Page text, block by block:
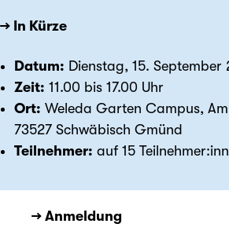
→ In Kürze
Datum: Dienstag, 15. September
Zeit: 11.00 bis 17.00 Uhr
Ort: Weleda Garten Campus,
73527 Schwäbisch Gmünd
Teilnehmer: auf 15
→ Anmeldung